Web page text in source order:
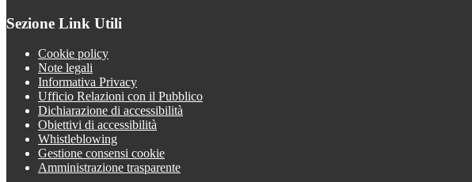
Sezione Link Utili
Cookie policy
Note legali
Informativa Privacy
Ufficio Relazioni con il Pubblico
Dichiarazione di accessibilità
Obiettivi di accessibilità
Whistleblowing
Gestione consensi cookie
Amministrazione trasparente